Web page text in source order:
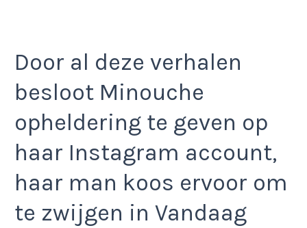
Door al deze verhalen
besloot Minouche
opheldering te geven op
haar Instagram account,
haar man koos ervoor om
te zwijgen in Vandaag